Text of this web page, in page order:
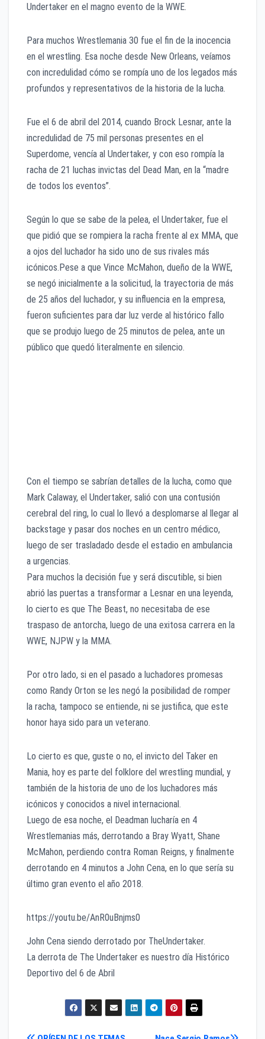
Undertaker en el magno evento de la WWE.
Para muchos Wrestlemania 30 fue el fin de la inocencia
en el wrestling. Esa noche desde New Orleans, veíamos
con incredulidad cómo se rompía uno de los legados más
profundos y representativos de la historia de la lucha.
Fue el 6 de abril del 2014, cuando Brock Lesnar, ante la
incredulidad de 75 mil personas presentes en el
Superdome, vencía al Undertaker, y con eso rompía la
racha de 21 luchas invictas del Dead Man, en la “madre
de todos los eventos”.
Según lo que se sabe de la pelea, el Undertaker, fue el
que pidió que se rompiera la racha frente al ex MMA, que
a ojos del luchador ha sido uno de sus rivales más
icónicos.Pese a que Vince McMahon, dueño de la WWE,
se negó inicialmente a la solicitud, la trayectoria de más
de 25 años del luchador, y su influencia en la empresa,
fueron suficientes para dar luz verde al histórico fallo
que se produjo luego de 25 minutos de pelea, ante un
público que quedó literalmente en silencio.
Con el tiempo se sabrían detalles de la lucha, como que
Mark Calaway, el Undertaker, salió con una contusión
cerebral del ring, lo cual lo llevó a desplomarse al llegar al
backstage y pasar dos noches en un centro médico,
luego de ser trasladado desde el estadio en ambulancia
a urgencias.
Para muchos la decisión fue y será discutible, si bien
abrió las puertas a transformar a Lesnar en una leyenda,
lo cierto es que The Beast, no necesitaba de ese
traspaso de antorcha, luego de una exitosa carrera en la
WWE, NJPW y la MMA.
Por otro lado, si en el pasado a luchadores promesas
como Randy Orton se les negó la posibilidad de romper
la racha, tampoco se entiende, ni se justifica, que este
honor haya sido para un veterano.
Lo cierto es que, guste o no, el invicto del Taker en
Mania, hoy es parte del folklore del wrestling mundial, y
también de la historia de uno de los luchadores más
icónicos y conocidos a nivel internacional.
Luego de esa noche, el Deadman lucharía en 4
Wrestlemanias más, derrotando a Bray Wyatt, Shane
McMahon, perdiendo contra Roman Reigns, y finalmente
derrotando en 4 minutos a John Cena, en lo que sería su
último gran evento el año 2018.
https://youtu.be/AnR0uBnjms0
John Cena siendo derrotado por TheUndertaker.
La derrota de The Undertaker es nuestro día Histórico
Deportivo del 6 de Abril